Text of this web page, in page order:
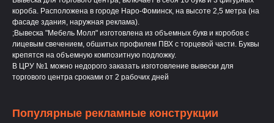
короба. Расположена в городе Наро-Фоминск, на высоте 2,5 метра (на
фасаде здания, наружная реклама).
;Вывеска "Мебель Молл" изготовлена из объемных букв и коробов с
лицевым свечением, обшитых профилем ПВХ с торцевой части. Буквы
крепятся на объемную композитную подложку.
В ЦРУ №1 можно недорого заказать изготовление вывески для
торгового центра сроками от 2 рабочих дней
Популярные рекламные конструкции